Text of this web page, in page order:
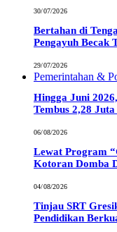
30/07/2026
Bertahan di
Pengayuh Becak
29/07/2026
Pemerintahan &
Hingga Juni
Tembus 2,28 Juta
06/08/2026
Lewat Program
Kotoran Domba
04/08/2026
Tinjau SRT
Pendidikan